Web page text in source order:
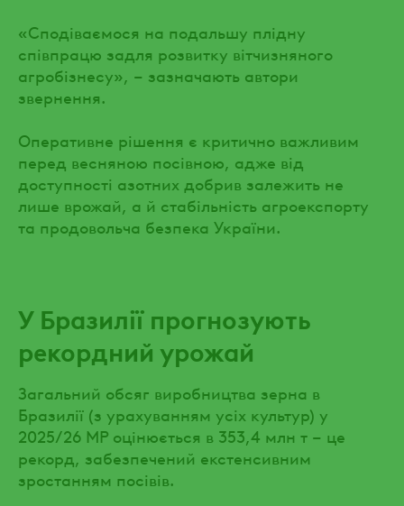
«Сподіваємося на подальшу плідну
співпрацю задля розвитку вітчизняного
агробізнесу», – зазначають автори
звернення.
Оперативне рішення є критично важливим
перед весняною посівною, адже від
доступності азотних добрив залежить не
лише врожай, а й стабільність агроекспорту
та продовольча безпека України.
У Бразилії прогнозують
рекордний урожай
Загальний обсяг виробництва зерна в
Бразилії (з урахуванням усіх культур) у
2025/26 МР оцінюється в 353,4 млн т – це
рекорд, забезпечений екстенсивним
зростанням посівів.